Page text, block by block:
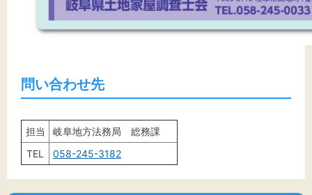
問い合わせ先
担当
岐阜地方法務局 総務課
TEL
058-245-3182